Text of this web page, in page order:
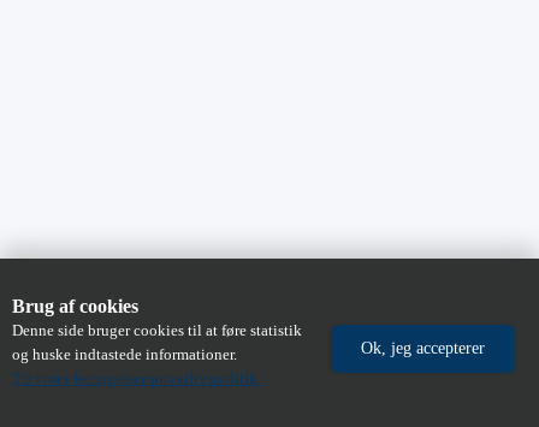
Brug af cookies
Denne side bruger cookies til at føre statistik
og huske indtastede informationer.
Til vores betingelser/privatlivspolitik.